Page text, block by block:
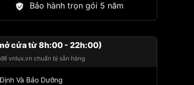
Bảo hành trọn gói 5 năm
cửa từ 8h:00 - 22h:00)
vnlux.vn chuẩn bị sẵn hàng
Và Bảo Dưỡng